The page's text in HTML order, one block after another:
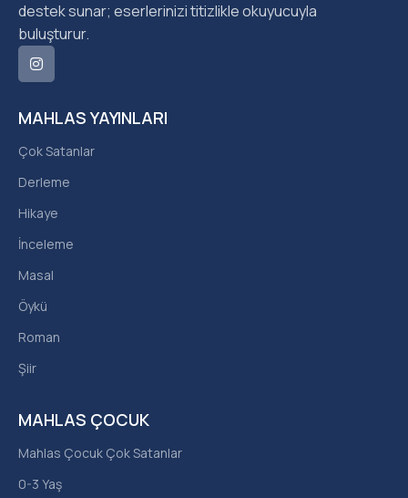
MAHLAS ÇOCUK
Mahlas Çocuk Çok Satanlar
0-3 Yaş
MAHLAS YAYINLARI
Çok Satanlar
Derleme
Hikaye
İnceleme
Masal
Öykü
Roman
Şiir
destek sunar; eserlerinizi titizlikle okuyucuyla
buluşturur.